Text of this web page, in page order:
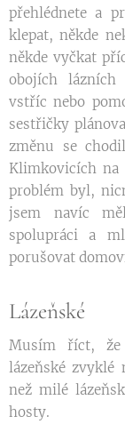
přehlédnete a
klepat, někde
někde vyčkat
obojích
vstříc nebo
sestřičky
změnu se
Klimkovicích
problém byl,
jsem navíc
spolupráci a
porušovat
Lázeňské
Musím říct,
lázeňské zvyklé
než milé
hosty.